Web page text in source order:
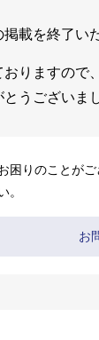
載を終了い
りますので
うございま
困りのことが
。
お